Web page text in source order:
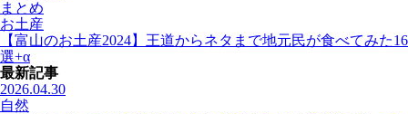
まとめ
お土産
【富山のお土産2024】王道からネタまで地元民が食べてみた16
選+α
最新記事
2026.04.30
自然